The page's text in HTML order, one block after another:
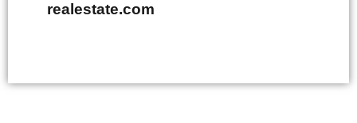
realestate.com